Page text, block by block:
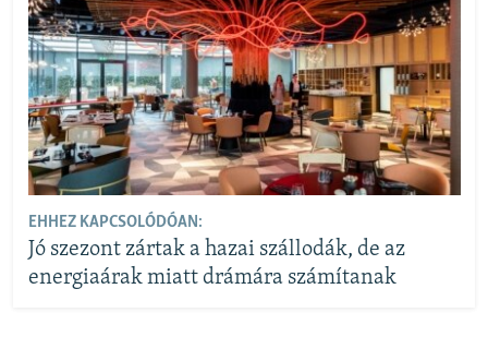
EHHEZ KAPCSOLÓDÓAN:
Jó szezont zártak a hazai szállodák, de az
energiaárak miatt drámára számítanak